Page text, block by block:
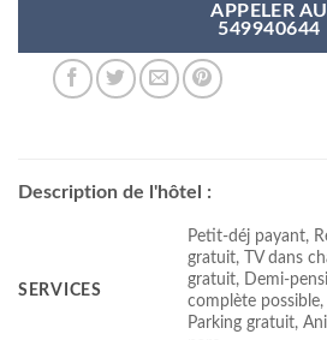
APPELER AU
549940644
Description de l'hôtel :
SERVICES
Petit-déj payant,
gratuit, TV dans
gratuit, Demi-
complète possible,
Parking gratuit,